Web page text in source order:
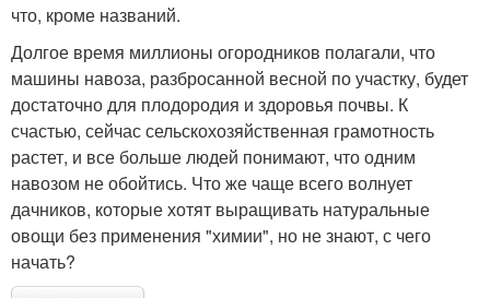
что, кроме названий.
Долгое время миллионы огородников полагали, что
машины навоза, разбросанной весной по участку, будет
достаточно для плодородия и здоровья почвы. К
счастью, сейчас сельскохозяйственная грамотность
растет, и все больше людей понимают, что одним
навозом не обойтись. Что же чаще всего волнует
дачников, которые хотят выращивать натуральные
овощи без применения "химии", но не знают, с чего
начать?